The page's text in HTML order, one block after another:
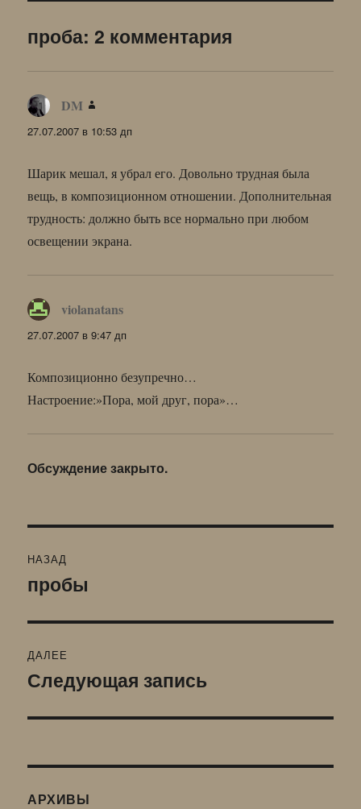
проба: 2 комментария
DM
27.07.2007 в 10:53 дп
Шарик мешал, я убрал его. Довольно трудная была
вещь, в композиционном отношении. Дополнительная
трудность: должно быть все нормально при любом
освещении экрана.
violanatans
27.07.2007 в 9:47 дп
Композиционно безупречно…
Настроение:»Пора, мой друг, пора»…
Обсуждение закрыто.
по
НАЗАД
Предыдущая
пробы
ДАЛЕЕ
Следующая
Следующая запись
АРХИВЫ